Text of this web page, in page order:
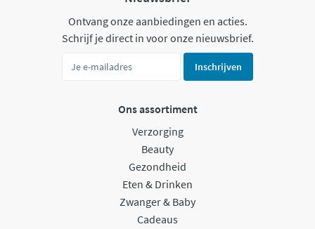
Ontvang onze aanbiedingen en acties.
Schrijf je direct in voor onze nieuwsbrief.
Inschrijven
Ons assortiment
Verzorging
Beauty
Gezondheid
Eten & Drinken
Zwanger & Baby
Cadeaus